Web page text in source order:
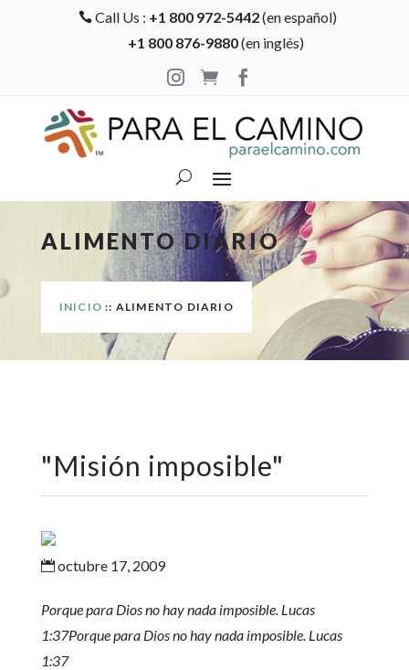
 Call Us : +1 800 972-5442(en español)
+1 800 876-9880(en inglés)

 
ALIMENTO DIARIO
INICIO :: ALIMENTO DIARIO
"Misión imposible"
octubre 17, 2009
Porque para Dios no hay nada imposible. Lucas
1:37Porque para Dios no hay nada imposible. Lucas
1:37